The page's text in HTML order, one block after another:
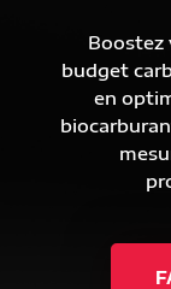
Boostez
budget
en